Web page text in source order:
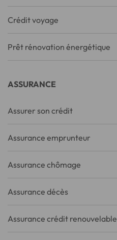
Crédit voyage
Prêt rénovation énergétique
ASSURANCE
Assurer son crédit
Assurance emprunteur
Assurance chômage
Assurance décès
Assurance crédit renouvelable